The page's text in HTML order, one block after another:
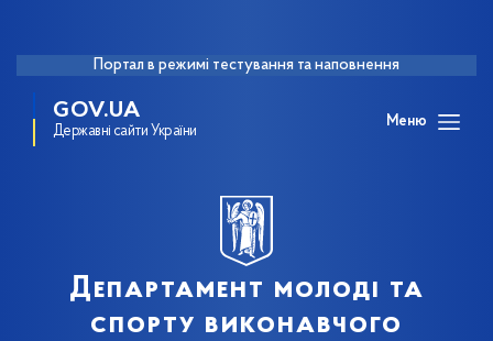
Портал в режимі тестування та наповнення
GOV.UA
Державні сайти України
Меню
Департамент молоді та
спорту виконавчого